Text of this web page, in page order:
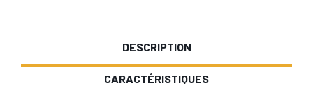
DESCRIPTION
CARACTÉRISTIQUES